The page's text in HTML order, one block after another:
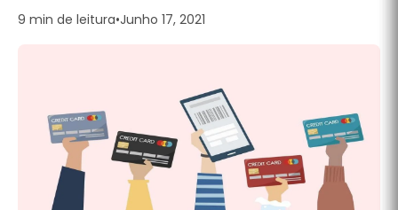
9 min de leitura•Junho 17, 2021